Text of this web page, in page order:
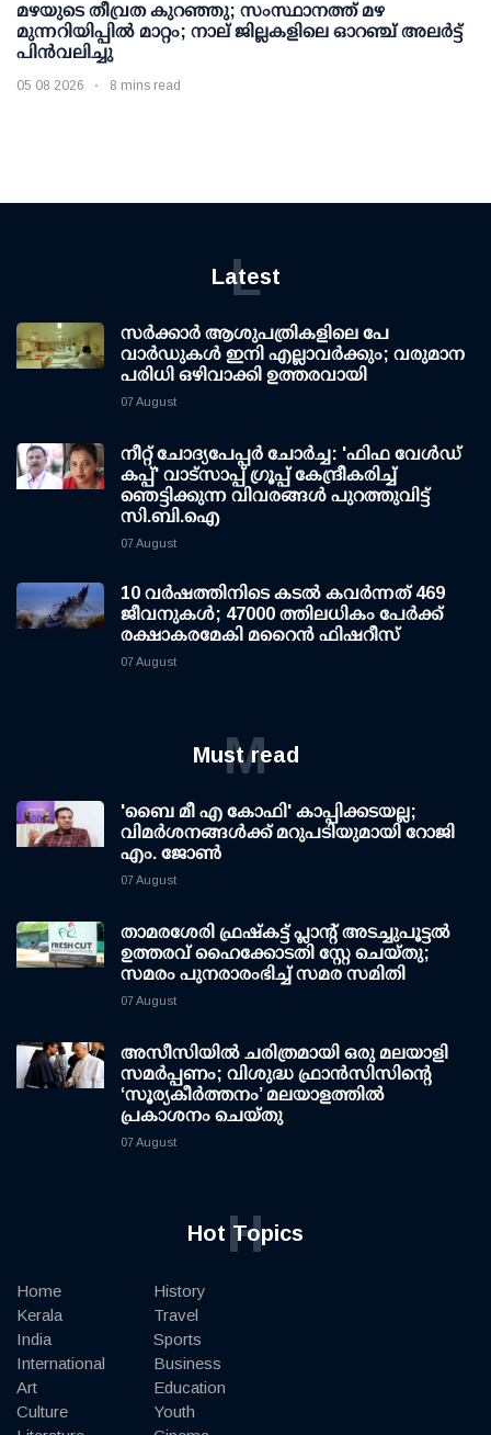
മഴയുടെ തീവ്രത കുറഞ്ഞു; സംസ്ഥാനത്ത് മഴ
മുന്നറിയിപ്പിൽ മാറ്റം; നാല് ജില്ലകളിലെ ഓറഞ്ച് അലർട്ട്
പിൻവലിച്ചു
05 08 2026 8 mins read
Latest
L
സര്‍ക്കാര്‍ ആശുപത്രികളിലെ പേ
വാര്‍ഡുകള്‍ ഇനി എല്ലാവര്‍ക്കും; വരുമാന
പരിധി ഒഴിവാക്കി ഉത്തരവായി
07 August
നീറ്റ് ചോദ്യപേപ്പര്‍ ചോര്‍ച്ച: 'ഫിഫ വേള്‍ഡ്
കപ്പ്' വാട്സാപ്പ് ഗ്രൂപ്പ് കേന്ദ്രീകരിച്ച്
ഞെട്ടിക്കുന്ന വിവരങ്ങള്‍ പുറത്തുവിട്ട്
സി.ബി.ഐ
07 August
10 വര്‍ഷത്തിനിടെ കടല്‍ കവര്‍ന്നത് 469
ജീവനുകള്‍; 47000 ത്തിലധികം പേര്‍ക്ക്
രക്ഷാകരമേകി മറൈന്‍ ഫിഷറീസ്
07 August
Must read
M
'ബൈ മീ എ കോഫി' കാപ്പിക്കടയല്ല;
വിമര്‍ശനങ്ങള്‍ക്ക് മറുപടിയുമായി റോജി
എം. ജോണ്‍
07 August
താമരശേരി ഫ്രഷ്കട്ട് പ്ലാന്റ് അടച്ചുപൂട്ടൽ
ഉത്തരവ് ഹൈക്കോടതി സ്റ്റേ ചെയ്തു;
സമരം പുനരാരംഭിച്ച് സമര സമിതി
07 August
അസീസിയിൽ ചരിത്രമായി ഒരു മലയാളി
സമർപ്പണം; വിശുദ്ധ ഫ്രാൻസിസിന്റെ
‘സൂര്യകീർത്തനം’ മലയാളത്തിൽ
പ്രകാശനം ചെയ്തു
07 August
Hot Topics
H
Home
Kerala
India
International
Art
Culture
History
Travel
Sports
Business
Education
Youth